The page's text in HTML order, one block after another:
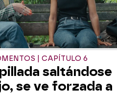
| CAPÍTULO 6
saltándose
se ve forzada a